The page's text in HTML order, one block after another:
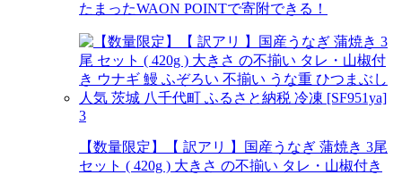
たまったWAON POINTで寄附できる！
3
【数量限定】【 訳アリ 】国産うなぎ 蒲焼き 3尾
セット ( 420g ) 大きさ の不揃い タレ・山椒付き